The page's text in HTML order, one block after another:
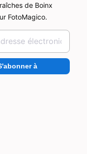
de Boinx
FotoMagico.
à